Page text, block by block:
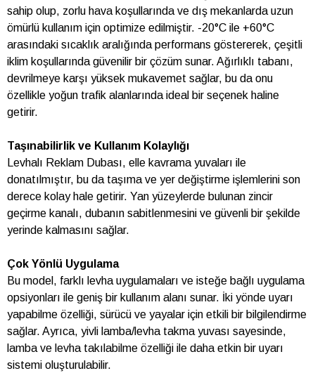
sahip olup, zorlu hava koşullarında ve dış mekanlarda uzun
ömürlü kullanım için optimize edilmiştir. -20°C ile +60°C
arasındaki sıcaklık aralığında performans göstererek, çeşitli
iklim koşullarında güvenilir bir çözüm sunar. Ağırlıklı tabanı,
devrilmeye karşı yüksek mukavemet sağlar, bu da onu
özellikle yoğun trafik alanlarında ideal bir seçenek haline
getirir.
Taşınabilirlik ve Kullanım Kolaylığı
Levhalı Reklam Dubası, elle kavrama yuvaları ile
donatılmıştır, bu da taşıma ve yer değiştirme işlemlerini son
derece kolay hale getirir. Yan yüzeylerde bulunan zincir
geçirme kanalı, dubanın sabitlenmesini ve güvenli bir şekilde
yerinde kalmasını sağlar.
Çok Yönlü Uygulama
Bu model, farklı levha uygulamaları ve isteğe bağlı uygulama
opsiyonları ile geniş bir kullanım alanı sunar. İki yönde uyarı
yapabilme özelliği, sürücü ve yayalar için etkili bir bilgilendirme
sağlar. Ayrıca, yivli lamba/levha takma yuvası sayesinde,
lamba ve levha takılabilme özelliği ile daha etkin bir uyarı
sistemi oluşturulabilir.